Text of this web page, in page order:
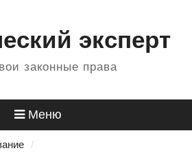
эксперт
законные права
Меню
сайту: rossgazeta@cp9.ru